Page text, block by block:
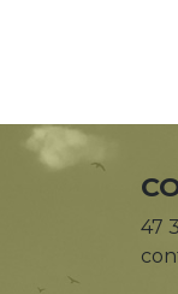
47